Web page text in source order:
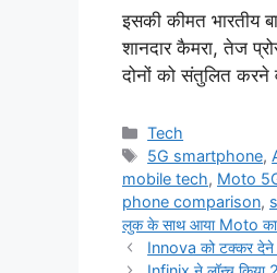
इसकी कीमत
शानदार कैमरा, तेज
दोनों को संतुलित करने
Categories
Tech
Tags
5G smartphone,
mobile tech, Moto
phone comparison,
लुक के साथ आया Moto का
Innova को टक्कर देने